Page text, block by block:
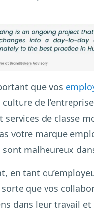
que vos
culture de
services de classe
votre marque
malheureux
en tant
que vos
dans leur travail et